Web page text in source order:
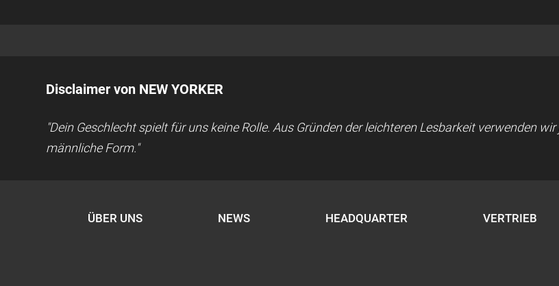
Disclaimer von NEW YORKER
"Dein Geschlecht spielt für uns keine Rolle. Aus Gründen der leichteren Lesbarkeit verwenden
männliche Form."
ÜBER UNS NEWS HEADQUARTER VERTRIEB